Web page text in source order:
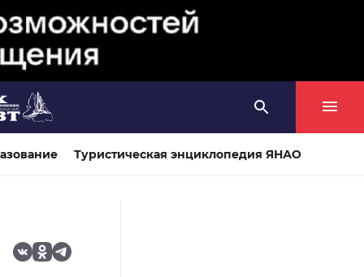
Туристическая энциклопедия ЯНАО